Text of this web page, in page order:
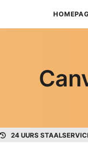
24 UURS